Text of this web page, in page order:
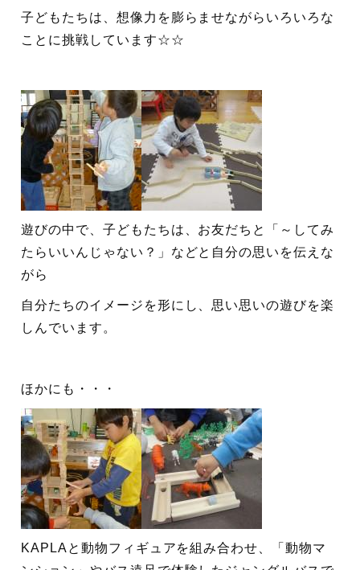
子どもたちは、想像力を膨らませながらいろいろな
ことに挑戦しています☆☆
遊びの中で、子どもたちは、お友だちと「～してみ
たらいいんじゃない？」などと自分の思いを伝えな
がら
自分たちのイメージを形にし、思い思いの遊びを楽
しんでいます。
ほかにも・・・
KAPLAと動物フィギュアを組み合わせ、「動物マ